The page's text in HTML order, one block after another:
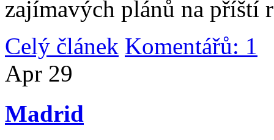
zajímavých plánů na příští
Celý článek Komentářů: 1
Apr 29
Madrid